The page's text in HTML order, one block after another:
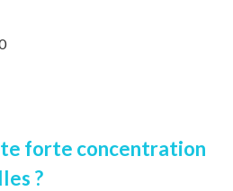
forte concentration
?